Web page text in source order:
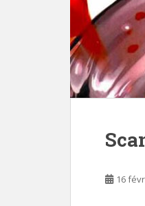
16